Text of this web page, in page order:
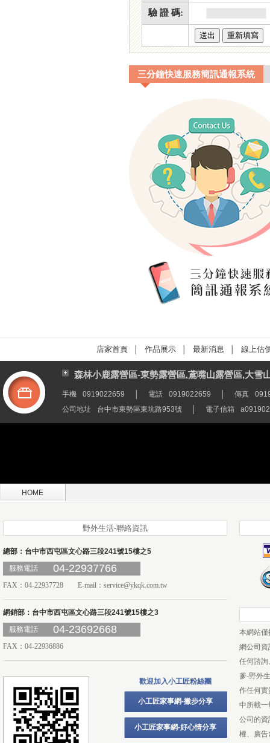
驗 證 碼:
三分鐘快速服務簡訊通報系統
店家首頁 作品展示 最新消息 線上估
森林小鹿露營區-東勢露營區,鳶嘴山露營區,大雪
手機 0919022659 電話 0919022659 傳真
公司地址
台中市東勢區東坑路953號 電子信箱
HOME
野外生活-聯絡資訊
總部：台中市西屯區文心路三段241號15樓之5
服務電話
04-22937766
FAX：04-22937728 E-mail： service@ykqk.com.tw
網銷部：台中市西屯區文心路三段241號15樓之3
服務電話
04-23692668
FAX：04-22936886
歡迎加入小工匠粉絲團
小工匠家事網-撇步分享
小工匠家事網-好心情分享
本網站
網公司資
任何諮詢
爹-野外
作任何實
中所載
公司的資
權、廣告